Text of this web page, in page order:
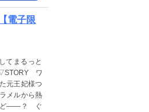
電子限
てまるっと
▽STORY ワ
元王妃様つ
メルから熱
ど――？ ぐ